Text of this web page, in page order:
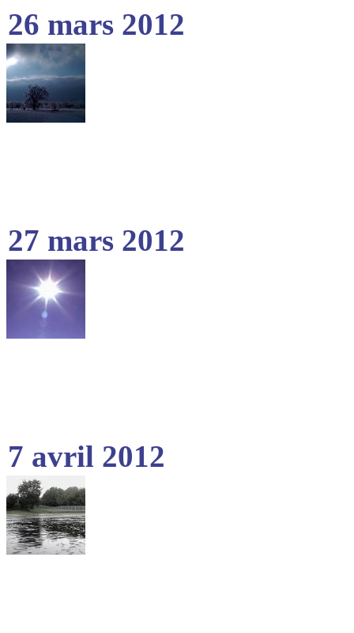
26 mars 2012
27 mars 2012
7 avril 2012